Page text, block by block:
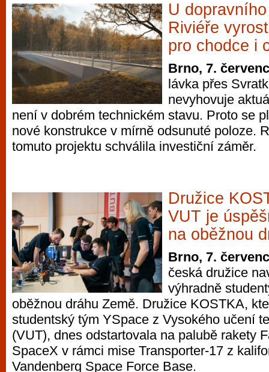
U
Riviéře
pro chodce i
Brno, 7.
lávka přes
nevyhovuje
není v dobrém technickém stavu. Proto se
nové konstrukce v mírně odsunuté poloze.
tomuto projektu schválila investiční záměr.
Družice
VUT je
na oběžnou
Brno, 7.
česká družice
výhradně
oběžnou dráhu Země. Družice KOSTKA,
studentský tým YSpace z Vysokého učení
(VUT), dnes odstartovala na palubě rakety
SpaceX v rámci mise Transporter-17 z
Vandenberg Space Force Base.